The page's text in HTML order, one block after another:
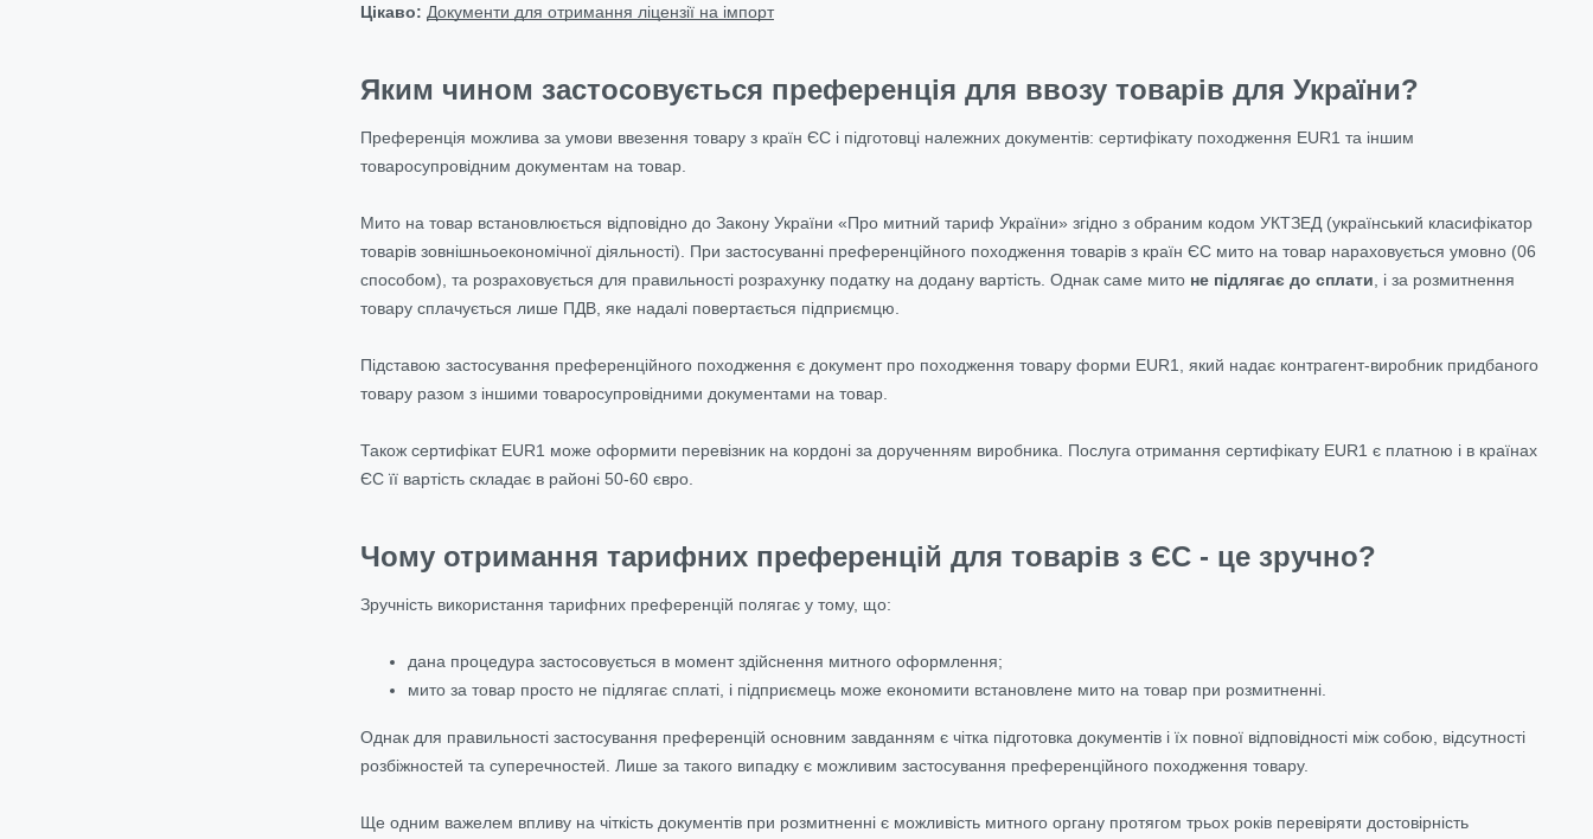
Цікаво: Документи для отримання ліцензії на імпорт
Яким чином застосовується преференція для ввозу товарів для України?
Преференція можлива за умови ввезення товару з країн ЄС і підготовці належних документів: сертифікату походження EUR1 та іншим
товаросупровідним документам на товар.
Мито на товар встановлюється відповідно до Закону України «Про митний тариф України» згідно з обраним кодом УКТЗЕД (український класифікатор
товарів зовнішньоекономічної діяльності). При застосуванні преференційного походження товарів з країн ЄС мито на товар нараховується умовно (06
способом), та розраховується для правильності розрахунку податку на додану вартість. Однак саме мито не підлягає до сплати
і за розмитнення
товару сплачується лише ПДВ, яке надалі повертається підприємцю.
Підставою застосування преференційного походження є документ про походження товару форми EUR1, який надає контрагент-виробник придбаного
товару разом з іншими товаросупровідними документами на товар.
Також сертифікат EUR1 може оформити перевізник на кордоні за дорученням виробника. Послуга отримання сертифікату EUR1 є платною і в країнах
ЄС її вартість складає в районі 50-60 євро.
Чому отримання тарифних преференцій для товарів з ЄС - це зручно?
Зручність використання тарифних преференцій полягає у тому, що:
дана процедура застосовується в момент здійснення митного оформлення;
мито за товар просто не підлягає сплаті, і підприємець може економити встановлене мито на товар при розмитненні.
Однак для правильності застосування преференцій основним завданням є чітка підготовка документів і їх повної відповідності між собою, відсутності
розбіжностей та суперечностей. Лише за такого випадку є можливим застосування преференційного походження товару.
Ще одним важелем впливу на чіткість документів при розмитненні є можливість митного органу протягом трьох років перевіряти достовірність